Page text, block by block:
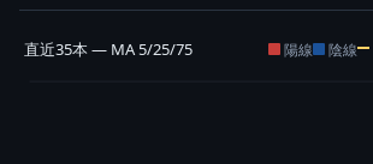
直近35本 — MA 5/25/75 陽線 陰線